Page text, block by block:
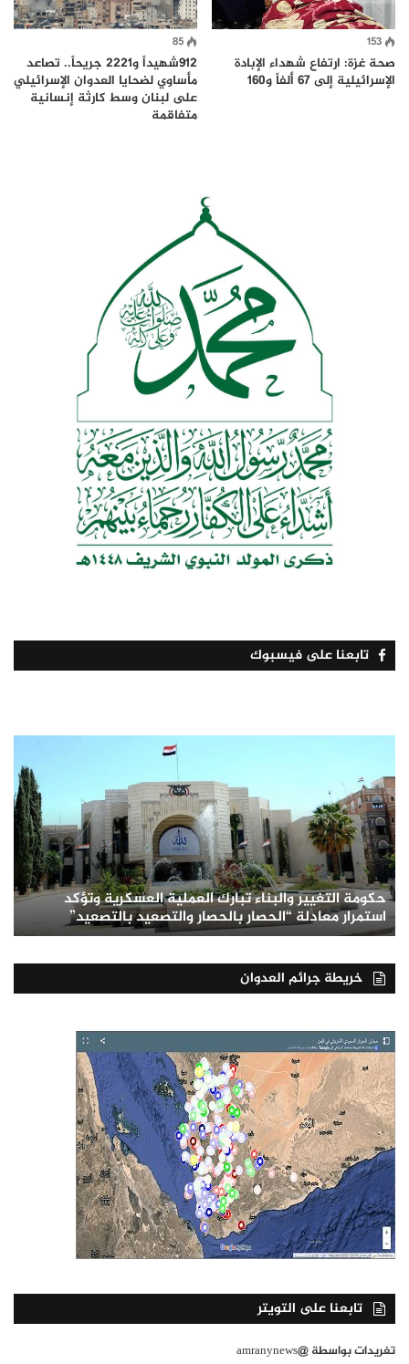
153
صحة غزة: ارتفاع شهداء الإبادة
الإسرائيلية إلى 67 ألفاً و160
85
912شهيداً و2221 جريحاً.. تصاعد
مأساوي لضحايا العدوان الإسرائيلي
على لبنان وسط كارثة إنسانية
متفاقمة
تابعنا على فيسبوك
حكومة التغيير والبناء تبارك العملية العسكرية وتؤكد
استمرار معادلة “الحصار بالحصار والتصعيد بالتصعيد”
خريطة جرائم العدوان
تابعنا على التويتر
تغريدات بواسطة @amranynews